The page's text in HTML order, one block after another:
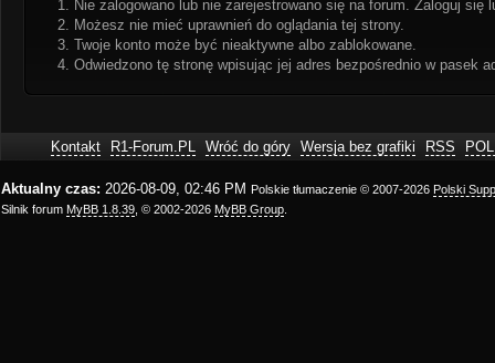
Nie zalogowano lub nie zarejestrowano się na forum. Zaloguj się
Możesz nie mieć uprawnień do oglądania tej strony.
Twoje konto może być nieaktywne albo zablokowane.
Odwiedzono tę stronę wpisując jej adres bezpośrednio w pasek
Kontakt R1-Forum.PL Wróć do góry Wersja bez grafiki RSS
Aktualny czas: 2026-08-09, 02:46 PM Polskie tłumaczenie © 2007-2026 Polski
Silnik forum MyBB 1.8.39 , © 2002-2026 MyBB Group